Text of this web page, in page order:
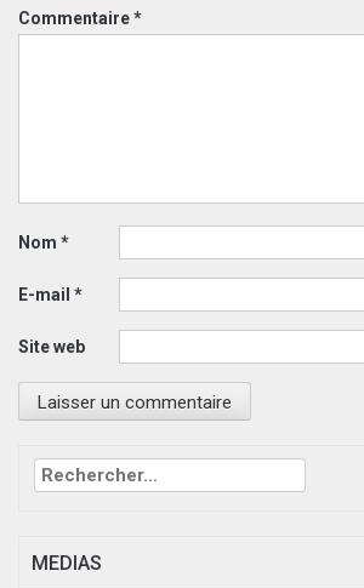
Commentaire*
Nom *
E-mail *
Site web
Rechercher :
MEDIAS